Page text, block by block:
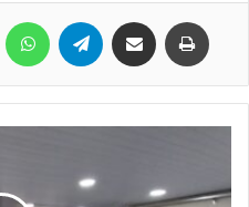
que mientras se encontraba
escuchó una explosión y
establecieron que el siniestro
del tipo eléctrico, originado